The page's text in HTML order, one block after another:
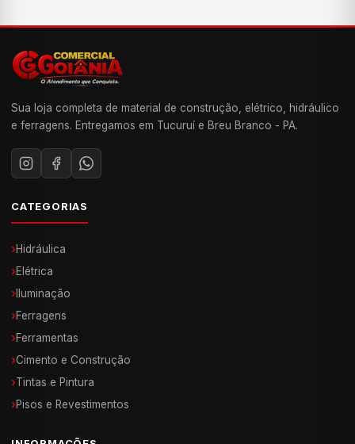
Sua loja completa de material de construção, elétrico, hidráulico
e ferragens. Entregamos em Tucuruí e Breu Branco - PA.
CATEGORIAS
›Hidráulica
›Elétrica
› Iluminação
›Ferragens
›Ferramentas
›Cimento e Construção
›Tintas e Pintura
›Pisos e Revestimentos